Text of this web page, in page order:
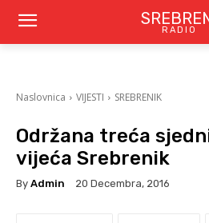
RADIO
Naslovnica VIJESTI SREBRENIK
Održana treća
vijeća Srebrenik
By Admin 20 Decembra, 2016